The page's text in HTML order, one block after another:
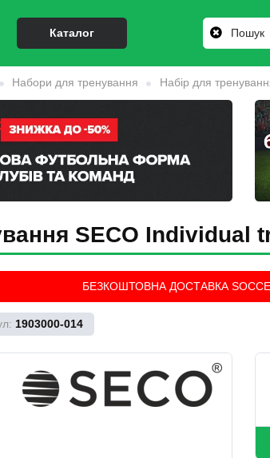
SECO Individual
БЕЗКОШТОВНА ДОСТАВКА
1903000-014
Каталог
Набори для тренування Набір для